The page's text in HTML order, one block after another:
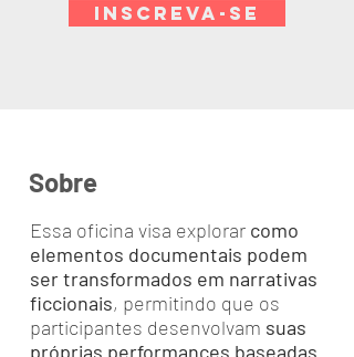
INSCREVA-SE
Sobre
Essa oficina visa explorar como
elementos documentais podem
ser transformados em narrativas
ficcionais, permitindo que os
participantes desenvolvam suas
próprias performances baseadas